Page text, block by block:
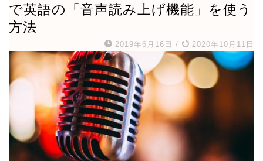
で英語の「音声読み上げ機能」を使う
方法
2019年6月16日 / 2020年10月11日